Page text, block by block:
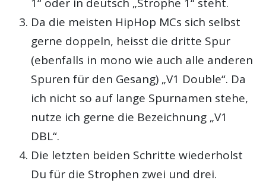
1“ oder in deutsch „Strophe 1“ steht.
Da die meisten HipHop MCs sich selbst
gerne doppeln, heisst die dritte Spur
(ebenfalls in mono wie auch alle anderen
Spuren für den Gesang) „V1 Double“. Da
ich nicht so auf lange Spurnamen stehe,
nutze ich gerne die Bezeichnung „V1
DBL“.
Die letzten beiden Schritte wiederholst
Du für die Strophen zwei und drei.